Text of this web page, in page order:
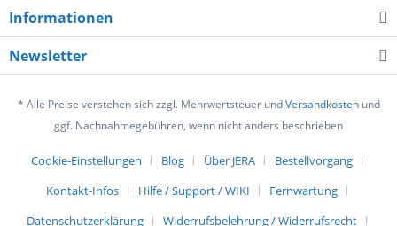
Informationen
Newsletter
* Alle Preise verstehen sich zzgl. Mehrwertsteuer undVersandkostenund
ggf. Nachnahmegebühren, wenn nicht anders beschrieben
Cookie-Einstellungen Blog Über JERA
Bestellvorgang
Kontakt-Infos
Hilfe / Support / WIKI
Fernwartung
Datenschutzerklärung
Widerrufsbelehrung / Widerrufsrecht